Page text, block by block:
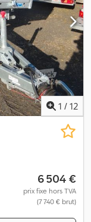
1 / 12
6 504 €
prix fixe hors TVA
(7 740 € brut)